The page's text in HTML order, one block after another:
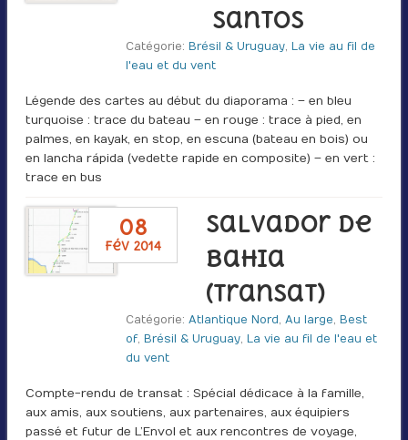
Santos
Catégorie:Brésil & Uruguay,La vie au fil de
l'eau et du vent
Légende des cartes au début du diaporama : – en bleu
turquoise : trace du bateau – en rouge : trace à pied, en
palmes, en kayak, en stop, en escuna (bateau en bois) ou
en lancha rápida (vedette rapide en composite) – en vert :
trace en bus
08
fév 2014
Salvador de
Bahia
(Transat)
Catégorie:Atlantique Nord ,Au large ,Best
of,Brésil & Uruguay ,La vie au fil de l'eau et
du vent
Compte-rendu de transat : Spécial dédicace à la famille,
aux amis, aux soutiens, aux partenaires, aux équipiers
passé et futur de L’Envol et aux rencontres de voyage,